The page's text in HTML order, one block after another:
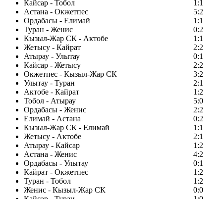
Кайсар - Тобол
1:1
Астана - Окжетпес
5:2
Ордабасы - Елимай
1:1
Туран - Женис
0:2
Кызыл-Жар СК - Актобе
1:1
Жетысу - Кайрат
2:2
Атырау - Улытау
0:1
Кайсар - Жетысу
2:2
Окжетпес - Кызыл-Жар СК
3:2
Улытау - Туран
2:1
Актобе - Кайрат
1:2
Тобол - Атырау
5:0
Ордабасы - Женис
2:2
Елимай - Астана
0:2
Кызыл-Жар СК - Елимай
1:1
Жетысу - Актобе
2:1
Атырау - Кайсар
1:2
Астана - Женис
4:2
Ордабасы - Улытау
0:1
Кайрат - Окжетпес
1:2
Туран - Тобол
1:2
Женис - Кызыл-Жар СК
0:0